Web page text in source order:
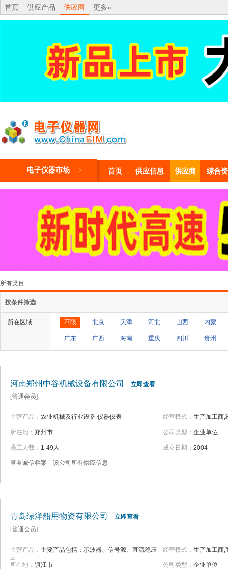
首页 供应产品 供应商 更多»
电子仪器市场 首页 供应信息 供应商 综合
所有类目
按条件筛选
所在区域 不限 北京 天津 河北 山西 内蒙
广东 广西 海南 重庆 四川 贵州
河南郑州中谷机械设备有限公司
立即查看
[普通会员]
主营产品： 农业机械及行业设备 仪器仪表
所在地： 郑州市
员工人数： 1-49人
查看诚信档案 该公司所有供应信息
经营模式： 生产加工商,
公司类型： 企业单位
成立日期： 2004
青岛绿洋船用物资有限公司
立即查看
[普通会员]
主营产品： 主要产品包括：示波器、信号源、直流稳压
电...
所在地： 镇江市
经营模式： 生产加工商,
公司类型： 企业单位